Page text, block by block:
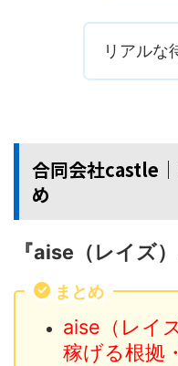
リアルな
合同会社
め
『aise（レイズ）
まとめ
aise（レイ
稼げる根拠